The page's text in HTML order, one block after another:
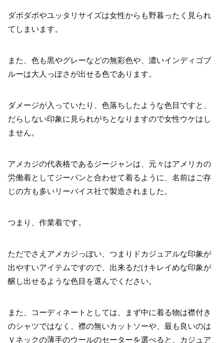
ダボダボやユッタリサイズは女性からも野暮ったく見られ
てしまいます。
また、色も黒やグレーなどの無彩色や、濃いインディゴブ
ルーは大人っぽさが出せる色であります。
ダメージが入っていたり、色落ちしたような色目ですと、
だらしない印象に見られがちとなりますので女性ウケはし
ません。
アメカジの代表格であるジージャンは、元々はアメリカの
労働着としてジーパンと合わせて着るように、名前はご存
じの方も多いリーバイス社で製造されました。
つまり、作業着です。
ただでさえアメカジっぽい、つまりドカジュアルな印象が
出やすいアイテムですので、出来るだけキレイめな印象が
醸し出せるような色目を選んでください。
また、コーディネートとしては、まず中に着る物は襟付き
のシャツではなく、襟の無いカットソーや、最も良いのは
Ｖネックの薄手のウールのセーターを選べると、カジュア